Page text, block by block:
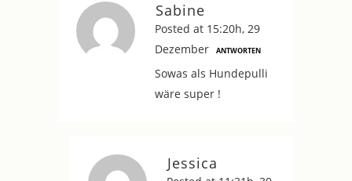
Sabine
Posted at 15:20h, 29
Dezember
ANTWORTEN
Sowas als Hundepulli
wäre super !
Jessica